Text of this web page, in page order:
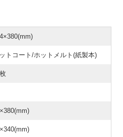
トコート/ホットメルト(紙製本)